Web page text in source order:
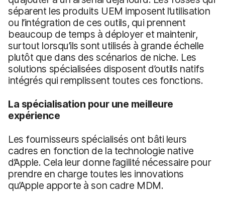
séparent les produits UEM imposent l’utilisation
ou l’intégration de ces outils, qui prennent
beaucoup de temps à déployer et maintenir,
surtout lorsqu’ils sont utilisés à grande échelle
plutôt que dans des scénarios de niche. Les
solutions spécialisées disposent d’outils natifs
intégrés qui remplissent toutes ces fonctions.
La spécialisation pour une meilleure
expérience
Les fournisseurs spécialisés ont bâti leurs
cadres en fonction de la technologie native
d’Apple. Cela leur donne l’agilité nécessaire pour
prendre en charge toutes les innovations
qu’Apple apporte à son cadre MDM.